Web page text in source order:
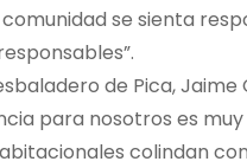
se sienta
de Pica,
para nosotros es
colindan